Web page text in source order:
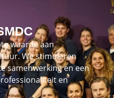
waarde aan
We stimuleren
samenwerking en een
en